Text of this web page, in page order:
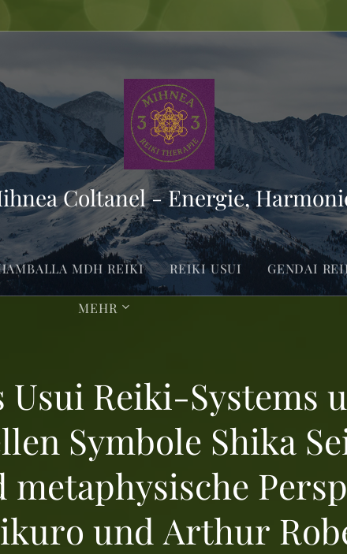
Coltanel - Energie,
MDH REIKI REIKI USUI GENDAI
MEHR
Reiki-Systems
Symbole Shika
und Arthur